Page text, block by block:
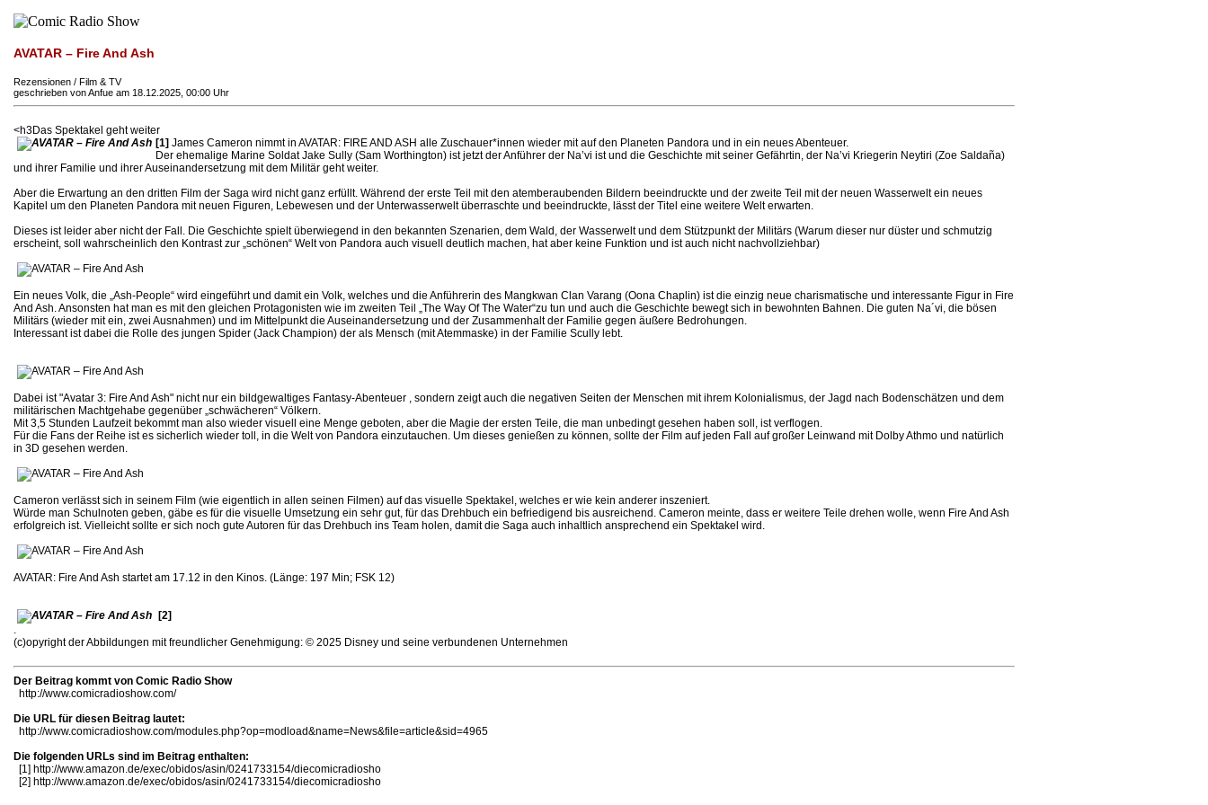
AVATAR – Fire And Ash
Rezensionen / Film & TV
geschrieben von Anfue am 18.12.2025, 00:00 Uhr
<h3Das Spektakel geht weiter
[1] James Cameron nimmt in AVATAR: FIRE AND ASH alle Zuschauer*innen wieder mit auf den Planeten Pandora und in ein neues Abenteuer.
Der ehemalige Marine Soldat Jake Sully (Sam Worthington) ist jetzt der Anführer der Na’vi ist und die Geschichte mit seiner Gefährtin, der Na’vi Kriegerin Neytiri (Zoe Saldaña)
und ihrer Familie und ihrer Auseinandersetzung mit dem Militär geht weiter.
Aber die Erwartung an den dritten Film der Saga wird nicht ganz erfüllt. Während der erste Teil mit den atemberaubenden Bildern beeindruckte und der zweite Teil mit der neuen Wasserwelt ein neues
Kapitel um den Planeten Pandora mit neuen Figuren, Lebewesen und der Unterwasserwelt überraschte und beeindruckte, lässt der Titel eine weitere Welt erwarten.
Dieses ist leider aber nicht der Fall. Die Geschichte spielt überwiegend in den bekannten Szenarien, dem Wald, der Wasserwelt und dem Stützpunkt der Militärs (Warum dieser nur düster und schmutzig
erscheint, soll wahrscheinlich den Kontrast zur „schönen“ Welt von Pandora auch visuell deutlich machen, hat aber keine Funktion und ist auch nicht nachvollziehbar)
Ein neues Volk, die „Ash-People“ wird eingeführt und damit ein Volk, welches und die Anführerin des Mangkwan Clan Varang (Oona Chaplin) ist die einzig neue charismatische und interessante Figur in Fire
And Ash. Ansonsten hat man es mit den gleichen Protagonisten wie im zweiten Teil „The Way Of The Water“zu tun und auch die Geschichte bewegt sich in bewohnten Bahnen. Die guten Na´vi, die bösen
Militärs (wieder mit ein, zwei Ausnahmen) und im Mittelpunkt die Auseinandersetzung und der Zusammenhalt der Familie gegen äußere Bedrohungen.
Interessant ist dabei die Rolle des jungen Spider (Jack Champion) der als Mensch (mit Atemmaske) in der Familie Scully lebt.
Dabei ist "Avatar 3: Fire And Ash" nicht nur ein bildgewaltiges Fantasy-Abenteuer , sondern zeigt auch die negativen Seiten der Menschen mit ihrem Kolonialismus, der Jagd nach Bodenschätzen und dem
militärischen Machtgehabe gegenüber „schwächeren“ Völkern.
Mit 3,5 Stunden Laufzeit bekommt man also wieder visuell eine Menge geboten, aber die Magie der ersten Teile, die man unbedingt gesehen haben soll, ist verflogen.
Für die Fans der Reihe ist es sicherlich wieder toll, in die Welt von Pandora einzutauchen. Um dieses genießen zu können, sollte der Film auf jeden Fall auf großer Leinwand mit Dolby Athmo und natürlich
in 3D gesehen werden.
Cameron verlässt sich in seinem Film (wie eigentlich in allen seinen Filmen) auf das visuelle Spektakel, welches er wie kein anderer inszeniert.
Würde man Schulnoten geben, gäbe es für die visuelle Umsetzung ein sehr gut, für das Drehbuch ein befriedigend bis ausreichend. Cameron meinte, dass er weitere Teile drehen wolle, wenn Fire And Ash
erfolgreich ist. Vielleicht sollte er sich noch gute Autoren für das Drehbuch ins Team holen, damit die Saga auch inhaltlich ansprechend ein Spektakel wird.
AVATAR: Fire And Ash startet am 17.12 in den Kinos. (Länge: 197 Min; FSK 12)
[2]
.
(c)opyright der Abbildungen mit freundlicher Genehmigung: © 2025 Disney und seine verbundenen Unternehmen
Der Beitrag kommt von Comic Radio Show
http://www.comicradioshow.com/
Die URL für diesen Beitrag lautet:
http://www.comicradioshow.com/modules.php?op=modload&name=News&file=article&sid=4965
Die folgenden URLs sind im Beitrag enthalten:
[1] http://www.amazon.de/exec/obidos/asin/0241733154/diecomicradiosho
[2] http://www.amazon.de/exec/obidos/asin/0241733154/diecomicradiosho